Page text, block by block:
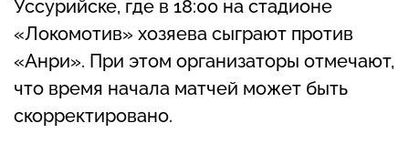
Уссурийске, где в 18:00 на стадионе
«Локомотив» хозяева сыграют против
«Анри». При этом организаторы отмечают,
что время начала матчей может быть
скорректировано.